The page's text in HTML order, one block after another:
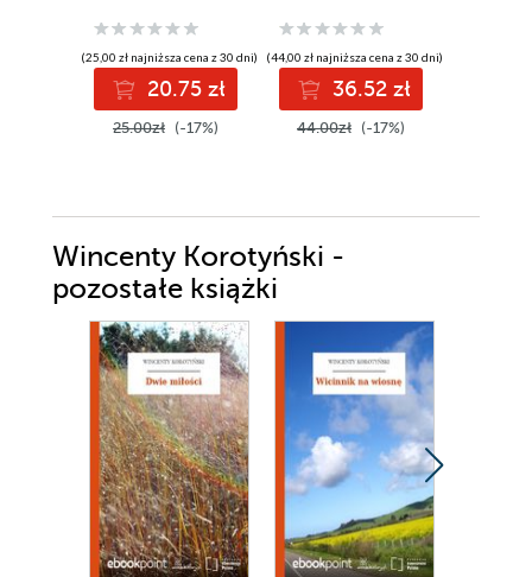
(25,00 zł najniższa cena z 30 dni)
20.75 zł
25.00zł (-17%)
(44,00 zł najniższa cena z 30 dni)
36.52 zł
44.00zł (-17%)
Wincenty Korotyński -
pozostałe książki